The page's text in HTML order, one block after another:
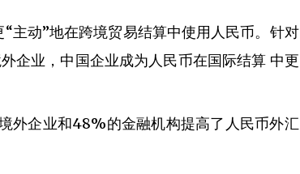
主动”地在跨境贸易结算中使用人民币。针对
企业，中国企业成为人民币在国际结算 中更
外企业和48%的金融机构提高了人民币外汇